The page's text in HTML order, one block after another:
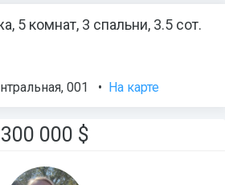
5 комнат, 3 спальни, 3.5 сот.
, 001 • На карте
300 000 $